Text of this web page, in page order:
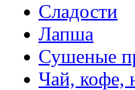
Сладости
Лапша
Сушеные
Чай, кофе,